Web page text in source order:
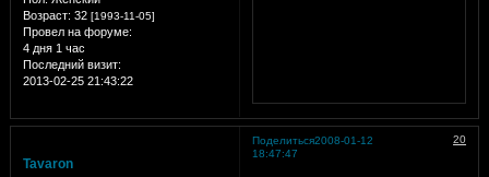
Возраст: 32 [1993-11-05]
Провел на форуме:
4 дня 1 час
Последний визит:
2013-02-25 21:43:22
Поделиться 20
2008-01-12
18:47:47
Tavaron